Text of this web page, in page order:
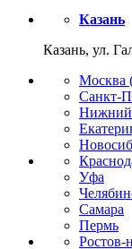
Казань
Казань, ул.
Москва
Санкт-
Нижний
Уфа
Самара
Пермь
Ростов-